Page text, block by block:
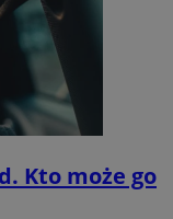
Kto może go